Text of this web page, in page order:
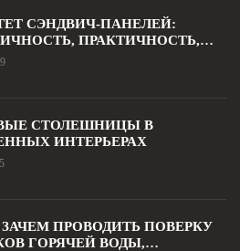
СЭНДВИЧ-ПАНЕЛЕЙ:
ПРАКТИЧНОСТЬ,…
СТОЛЕШНИЦЫ В
ИНТЕРЬЕРАХ
ПРОВОДИТЬ ПОВЕРКУ
ГОРЯЧЕЙ ВОДЫ,…